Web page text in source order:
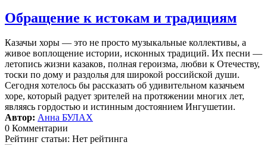
Обращение к истокам и традициям
Казачьи хоры — это не просто музыкальные коллективы, а
живое воплощение истории, исконных традиций. Их песни —
летопись жизни казаков, полная героизма, любви к Отечеству,
тоски по дому и раздолья для широкой российской души.
Сегодня хотелось бы рассказать об удивительном казачьем
хоре, который радует зрителей на протяжении многих лет,
являясь гордостью и истинным достоянием Ингушетии.
Автор: Анна БУЛАХ
0 Комментарии
Рейтинг статьи: Нет рейтинга